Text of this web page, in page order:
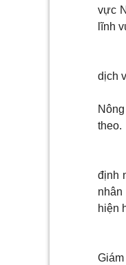
vực
lĩnh
dịch
theo.
định
nhân
hiện